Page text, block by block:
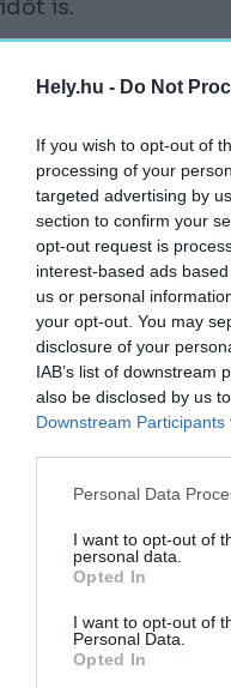
Hely.hu - Do Not
If you wish to opt-out of
processing of your
targeted advertising by
section to confirm your
opt-out request is
interest-based ads
us or personal
your opt-out. You may
disclosure of your
IAB’s list of downstream
also be disclosed by us
Downstream Participants
Personal Data
I want to opt-out of
personal data.
Opted In
I want to opt-out of
Personal Data.
Opted In
időt is.
személyre
igényeknek,
ágy, érkező,
infraszauna is, de
PEBL-egységekkel
A kavics esztétikája
futurisztikus, fa- és
Fotó:
A kabinok tehát
de egy nagyváros
beleillenek: 2025
öt PEBL Grandot,
nyertek a
Architecture
Hospitality